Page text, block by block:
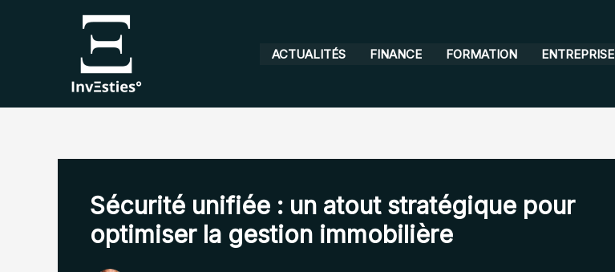
ACTUALITÉS FINANCE FORMATION ENTREPRISE
Sécurité unifiée : un atout stratégique pour
optimiser la gestion immobilière